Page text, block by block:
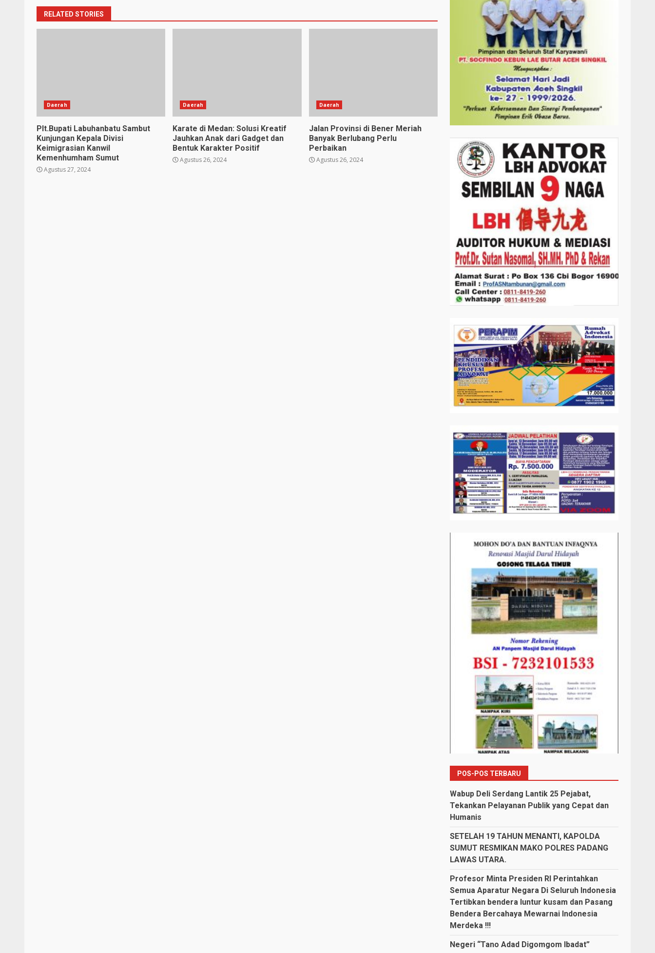
RELATED STORIES
Daerah
Plt.Bupati Labuhanbatu Sambut
Kunjungan Kepala Divisi
Keimigrasian Kanwil
Kemenhumham Sumut
Agustus 27, 2024
Daerah
Karate di Medan: Solusi Kreatif
Jauhkan Anak dari Gadget dan
Bentuk Karakter Positif
Agustus 26, 2024
Daerah
Jalan Provinsi di Bener Meriah
Banyak Berlubang Perlu
Perbaikan
Agustus 26, 2024
POS-POS TERBARU
Wabup Deli Serdang Lantik 25 Pejabat,
Tekankan Pelayanan Publik yang Cepat dan
Humanis
SETELAH 19 TAHUN MENANTI, KAPOLDA
SUMUT RESMIKAN MAKO POLRES PADANG
LAWAS UTARA.
Profesor Minta Presiden RI Perintahkan
Semua Aparatur Negara Di Seluruh Indonesia
Tertibkan bendera luntur kusam dan Pasang
Bendera Bercahaya Mewarnai Indonesia
Merdeka !!!
Negeri “Tano Adad Digomgom Ibadat”